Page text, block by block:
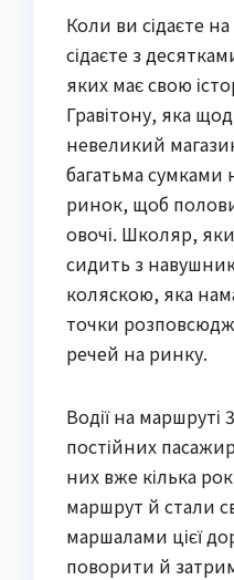
Коли ви сідаєте
сідаєте з
яких має свою
Гравітону, яка
невеликий
багатьма сумками
ринок, щоб
овочі. Школяр,
сидить з
коляскою, яка
точки
речей на ринку.
Водії на маршруті
постійних
них вже кілька
маршрут й стали
маршалами цієї
поворити й